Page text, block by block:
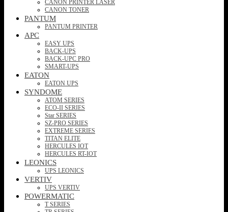
CANON PRINTER LASER
CANON TONER
PANTUM
PANTUM PRINTER
APC
EASY UPS
BACK-UPS
BACK-UPC PRO
SMART-UPS
EATON
EATON UPS
SYNDOME
ATOM SERIES
ECO-II SERIES
Star SERIES
SZ-PRO SERIES
EXTREME SERIES
TITAN ELITE
HERCULES IOT
HERCULES RT-IOT
LEONICS
UPS LEONICS
VERTIV
UPS VERTIV
POWERMATIC
T SERIES